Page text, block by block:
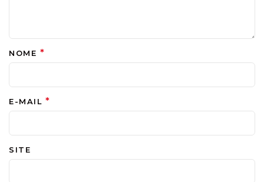
NOME *
E-MAIL*
SITE